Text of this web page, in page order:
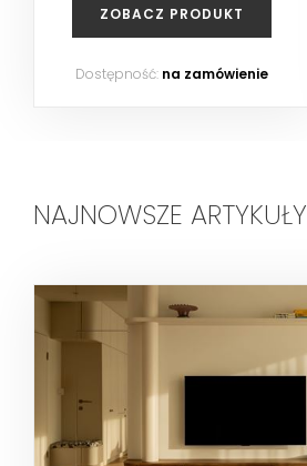
ZOBACZ PRODUKT
Dostępność: na zamówienie
NAJNOWSZE ARTYKUŁY